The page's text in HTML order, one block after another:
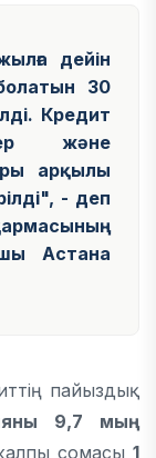
дейін
30
Кредит
және
арқылы
- деп
Астана
пайыздық
9,7 мың
сомасы1